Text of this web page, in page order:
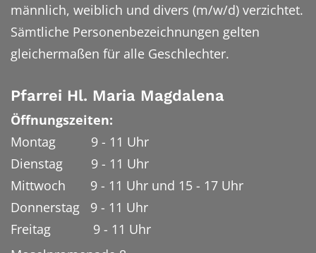
männlich, weiblich und divers (m/w/d) verzichtet.
Sämtliche Personenbezeichnungen gelten
gleichermaßen für alle Geschlechter.
Pfarrei Hl. Maria Magdalena
Öffnungszeiten:
Montag 9 - 11 Uhr
Dienstag 9 - 11 Uhr
Mittwoch 9 - 11 Uhr und 15 - 17 Uhr
Donnerstag 9 - 11 Uhr
Freitag 9 - 11 Uhr